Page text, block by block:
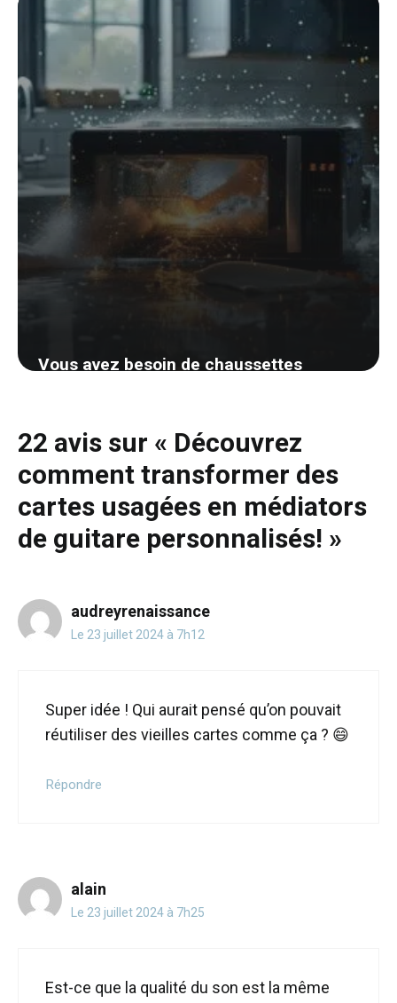
presque gratuite
4 septembre 2024
Vous avez besoin de chaussettes
quotidien
3 septembre 2024
22 avis sur « Découvrez
comment transformer des
cartes usagées en médiators
de guitare personnalisés! »
audreyrenaissance
Le 23 juillet 2024 à 7h12
Super idée ! Qui aurait pensé qu’on pouvait
réutiliser des vieilles cartes comme ça ? 😄
Répondre
alain
Le 23 juillet 2024 à 7h25
Est-ce que la qualité du son est la même